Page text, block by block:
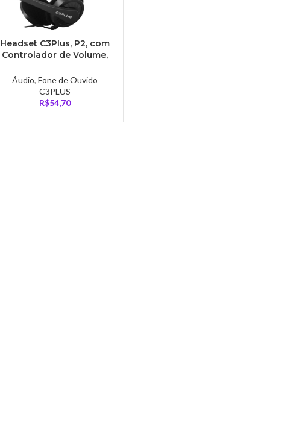
Headset C3Plus, P2, com
Controlador de Volume,
Áudio, Fone de Ouvido
C3PLUS
R$54,70